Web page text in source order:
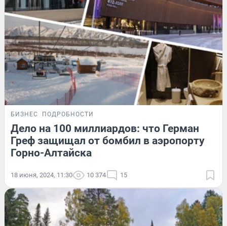
БИЗНЕС ПОДРОБНОСТИ
Дело на 100 миллиардов: что Герман
Греф защищал от бомбил в аэропорту
Горно-Алтайска
18 июня, 2024, 11:30 10 374 15